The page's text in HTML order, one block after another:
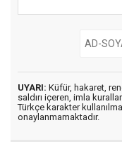
UYARI: Küfür, hakaret,
saldırı içeren, imla
Türkçe karakter
onaylanmamaktadır.